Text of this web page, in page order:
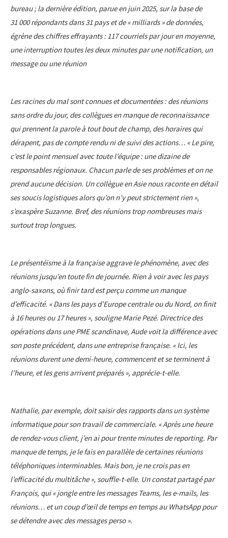
bureau ; la dernière édition, parue en juin 2025, sur la base de
31 000 répondants dans 31 pays et de « milliards » de données,
égrène des chiffres effrayants : 117 courriels par jour en moyenne,
une interruption toutes les deux minutes par une notification, un
message ou une réunion
Les racines du mal sont connues et documentées : des réunions
sans ordre du jour, des collègues en manque de reconnaissance
qui prennent la parole à tout bout de champ, des horaires qui
dérapent, pas de compte rendu ni de suivi des actions… « Le pire,
c’est le point mensuel avec toute l’équipe : une dizaine de
responsables régionaux. Chacun parle de ses problèmes et on ne
prend aucune décision. Un collègue en Asie nous raconte en détail
ses soucis logistiques alors qu’on n’y peut strictement rien »,
s’exaspère Suzanne. Bref, des réunions trop nombreuses mais
surtout trop longues.
Le présentéisme à la française aggrave le phénomène, avec des
réunions jusqu’en toute fin de journée. Rien à voir avec les pays
anglo-saxons, où finir tard est perçu comme un manque
d’efficacité. « Dans les pays d’Europe centrale ou du Nord, on finit
à 16 heures ou 17 heures », souligne Marie Pezé. Directrice des
opérations dans une PME scandinave, Aude voit la différence avec
son poste précédent, dans une entreprise française. « Ici, les
réunions durent une demi-heure, commencent et se terminent à
l’heure, et les gens arrivent préparés », apprécie-t-elle.
Nathalie, par exemple, doit saisir des rapports dans un système
informatique pour son travail de commerciale. « Après une heure
de rendez-vous client, j’en ai pour trente minutes de reporting. Par
manque de temps, je le fais en parallèle de certaines réunions
téléphoniques interminables. Mais bon, je ne crois pas en
l’efficacité du multitâche », souffle-t-elle. Un constat partagé par
François, qui « jongle entre les messages Teams, les e-mails, les
réunions… et un coup d’œil de temps en temps au WhatsApp pour
se détendre avec des messages perso ».